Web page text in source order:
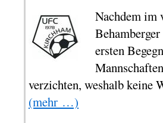
Nachdem im
ersten
verzichten, weshalb keine
(mehr …)